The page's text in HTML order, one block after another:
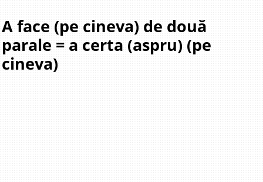
A face (pe cineva) de două
parale = a certa (aspru) (pe
cineva)